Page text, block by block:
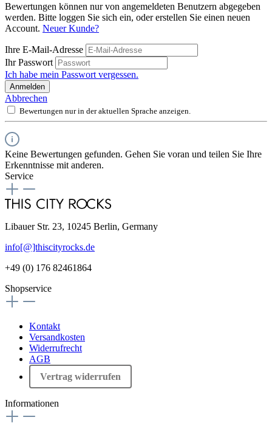
Bewertungen können nur von angemeldeten Benutzern abgegeben
werden. Bitte loggen Sie sich ein, oder erstellen Sie einen neuen
Account. Neuer Kunde?
Ihre E-Mail-Adresse
Ihr Passwort
Ich habe mein Passwort vergessen.
Anmelden
Abbrechen
Bewertungen nur in der aktuellen Sprache anzeigen.
Keine Bewertungen gefunden. Gehen Sie voran und teilen Sie Ihre
Erkenntnisse mit anderen.
Service
Libauer Str. 23, 10245 Berlin, Germany
info[@]thiscityrocks.de
+49 (0) 176 82461864
Shopservice
Kontakt
Versandkosten
Widerrufrecht
AGB
Vertrag widerrufen
Informationen